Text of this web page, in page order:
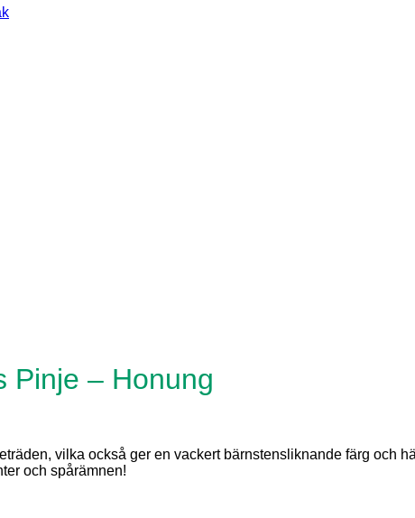
Pinje – Honung
vilka också ger en vackert bärnstensliknande färg och
och spårämnen!